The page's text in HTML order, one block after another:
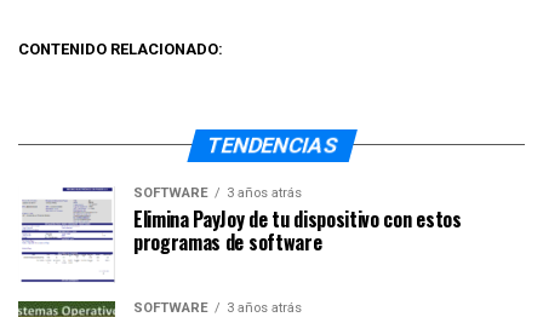
CONTENIDO RELACIONADO:
TENDENCIAS
SOFTWARE 3 años atrás
Elimina PayJoy de tu dispositivo con estos
programas de software
SOFTWARE 3 años atrás